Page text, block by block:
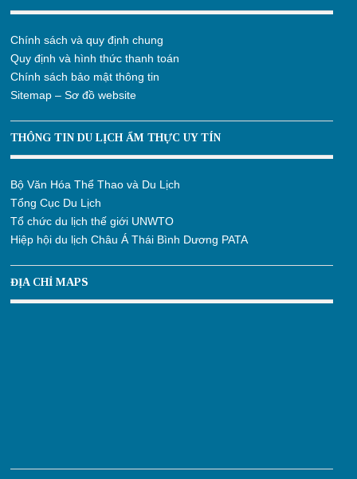
Chính sách và quy định chung
Quy định và hình thức thanh toán
Chính sách bảo mật thông tin
Sitemap – Sơ đồ website
THÔNG TIN DU LỊCH ẨM THỰC UY TÍN
Bộ Văn Hóa Thể Thao và Du Lịch
Tổng Cục Du Lịch
Tổ chức du lịch thế giới UNWTO
Hiệp hội du lịch Châu Á Thái Bình Dương PATA
ĐỊA CHỈ MAPS